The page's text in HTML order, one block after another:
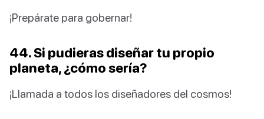
¡Prepárate para gobernar!
44. Si pudieras diseñar tu propio
planeta, ¿cómo sería?
¡Llamada a todos los diseñadores del cosmos!